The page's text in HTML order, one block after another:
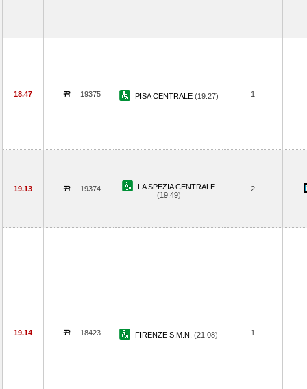
18.47 19375 PISA CENTRALE (19.27) 1
19.13 19374
LA SPEZIA CENTRALE
(19.49)
2
19.14 18423 FIRENZE S.M.N. (21.08) 1